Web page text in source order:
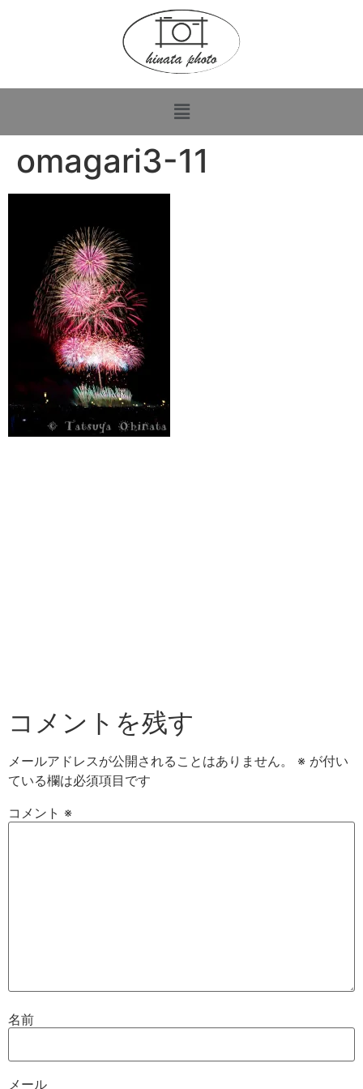
omagari3-11
コメントを残す
メールアドレスが公開されることはありません。 ※ が付い
ている欄は必須項目です
コメント ※
名前
メール